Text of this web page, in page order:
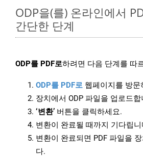
ODP을(를) 온라인에서
간단한 단계
ODP를 PDF로하려면 다음 단계를 따
ODP를 PDF로 웹페이지를 방문
장치에서 ODP 파일을 업로드합
‘변환’ 버튼을 클릭하세요.
변환이 완료될 때까지 기다립니
변환이 완료되면 PDF 파일을
다.